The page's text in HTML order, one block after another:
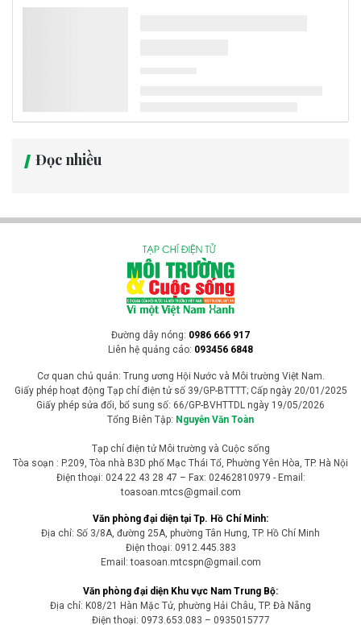
Cảng hàng không Quảng Trị đang bước vào giai đoạn tăng tốc cuối
thiện những hạng mục cuối cùng của dự án.
Bộ Xây dựng yêu cầu khẩn ứng phó mưa lớn,
lũ quét và sạt lở đất tại Bắc Bộ, Bắc Trung Bộ
Trước dự báo mưa lớn diện rộng từ ngày 4-6/8, Bộ Xây dựng yêu
cầu các địa phương khu vực Bắc Bộ và Bắc Trung Bộ khẩn trương
triển khai các biện pháp bảo đảm an toàn công trình, giao thông và
tính mạng người dân; đồng thời chuẩn bị sẵn sàng lực lượng,